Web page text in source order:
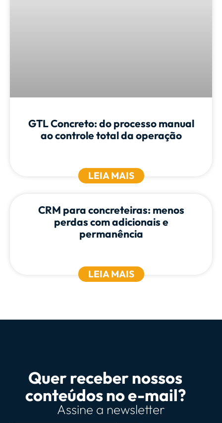
GTL Concreto: do processo manual
ao controle total da operação
LEIA MAIS
CRM para concreteiras: menos
perdas com adicionais e
permanência
LEIA MAIS
Quer receber nossos
conteúdos no e-mail?
Assine a newsletter